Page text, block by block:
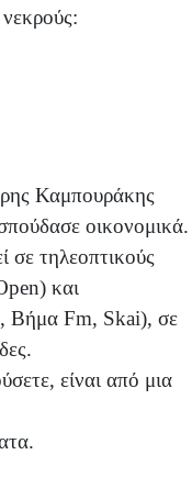
Καμπουράκης
οικονομικά.
σε τηλεοπτικούς
και
Βήμα Fm, Skai), σε
είναι από μια